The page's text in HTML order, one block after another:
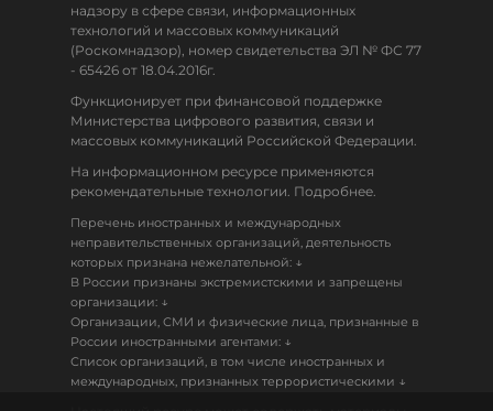
надзору в сфере связи, информационных
технологий и массовых коммуникаций
(Роскомнадзор), номер свидетельства ЭЛ № ФС 77
- 65426 от 18.04.2016г.
Функционирует при финансовой поддержке
Министерства цифрового развития, связи и
массовых коммуникаций Российской Федерации.
На информационном ресурсе применяются
рекомендательные технологии. Подробнее.
Перечень иностранных и международных
неправительственных организаций, деятельность
которых признана нежелательной: ↓
В России признаны экстремистскими и запрещены
организации: ↓
Организации, СМИ и физические лица, признанные в
России иностранными агентами: ↓
Список организаций, в том числе иностранных и
международных, признанных террористическими ↓